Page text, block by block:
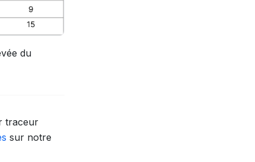
du
traceur
sur notre